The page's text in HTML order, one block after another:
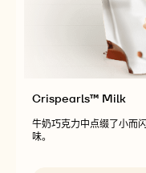
Crispearls™ Milk
牛奶巧克力中点缀了小而
味。